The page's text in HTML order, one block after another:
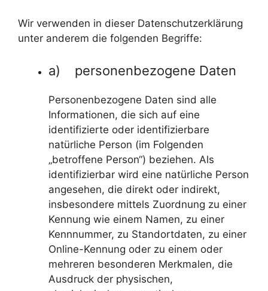
Wir verwenden in dieser Datenschutzerklärung
unter anderem die folgenden Begriffe:
a) personenbezogene Daten
Personenbezogene Daten sind alle
Informationen, die sich auf eine
identifizierte oder identifizierbare
natürliche Person (im Folgenden
„betroffene Person“) beziehen. Als
identifizierbar wird eine natürliche Person
angesehen, die direkt oder indirekt,
insbesondere mittels Zuordnung zu einer
Kennung wie einem Namen, zu einer
Kennnummer, zu Standortdaten, zu einer
Online-Kennung oder zu einem oder
mehreren besonderen Merkmalen, die
Ausdruck der physischen,